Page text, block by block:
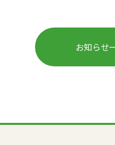
お知らせ